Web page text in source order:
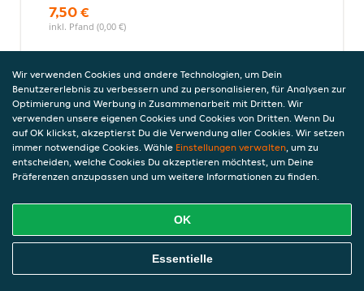
7,50 €
inkl. Pfand (0,00 €)
Currywurst mit Pommes frites
10,50 €
inkl. Pfand (0,00 €)
inkl. Pfand (0,00 €)
Online Essen Bestellen
Wir verwenden Cookies und andere Technologien, um Dein
Benutzererlebnis zu verbessern und zu personalisieren, für Analysen zur
Optimierung und Werbung in Zusammenarbeit mit Dritten. Wir
verwenden unsere eigenen Cookies und Cookies von Dritten. Wenn Du
auf OK klickst, akzeptierst Du die Verwendung aller Cookies. Wir setzen
immer notwendige Cookies. Wähle Einstellungen verwalten, um zu
entscheiden, welche Cookies Du akzeptieren möchtest, um Deine
Präferenzen anzupassen und um weitere Informationen zu finden.
OK
Essentielle